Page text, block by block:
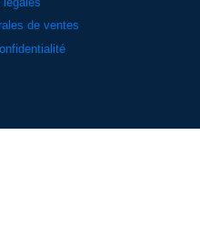
de ventes